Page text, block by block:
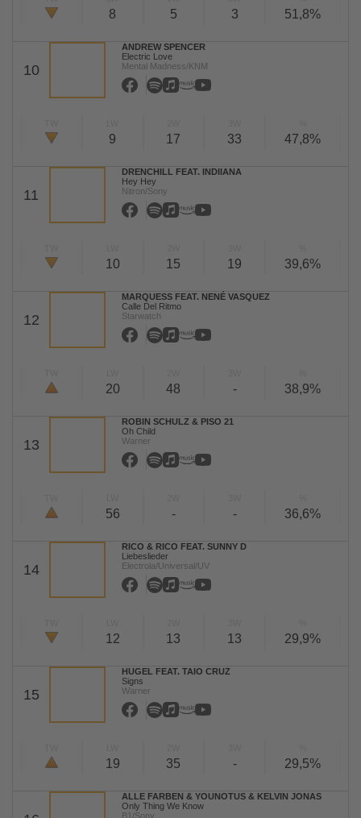
8 5 3 51,8%
10
ANDREW SPENCER
Electric Love
Mental Madness/KNM
9 17 33 47,8%
11
DRENCHILL FEAT. INDIIANA
Hey Hey
Nitron/Sony
10 15 19 39,6%
12
MARQUESS FEAT. NENÉ VASQUEZ
Calle Del Ritmo
Starwatch
20 48 - 38,9%
13
ROBIN SCHULZ & PISO 21
Oh Child
Warner
56 - - 36,6%
14
RICO & RICO FEAT. SUNNY D
Liebeslieder
Electrola/Universal/UV
12 13 13 29,9%
15
HUGEL FEAT. TAIO CRUZ
Signs
Warner
19 35 - 29,5%
ALLE FARBEN & YOUNOTUS & KELVIN JONAS
Only Thing We Know
B1/Sony